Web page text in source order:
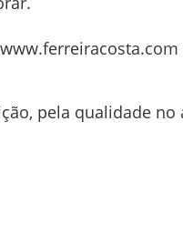
pela qualidade